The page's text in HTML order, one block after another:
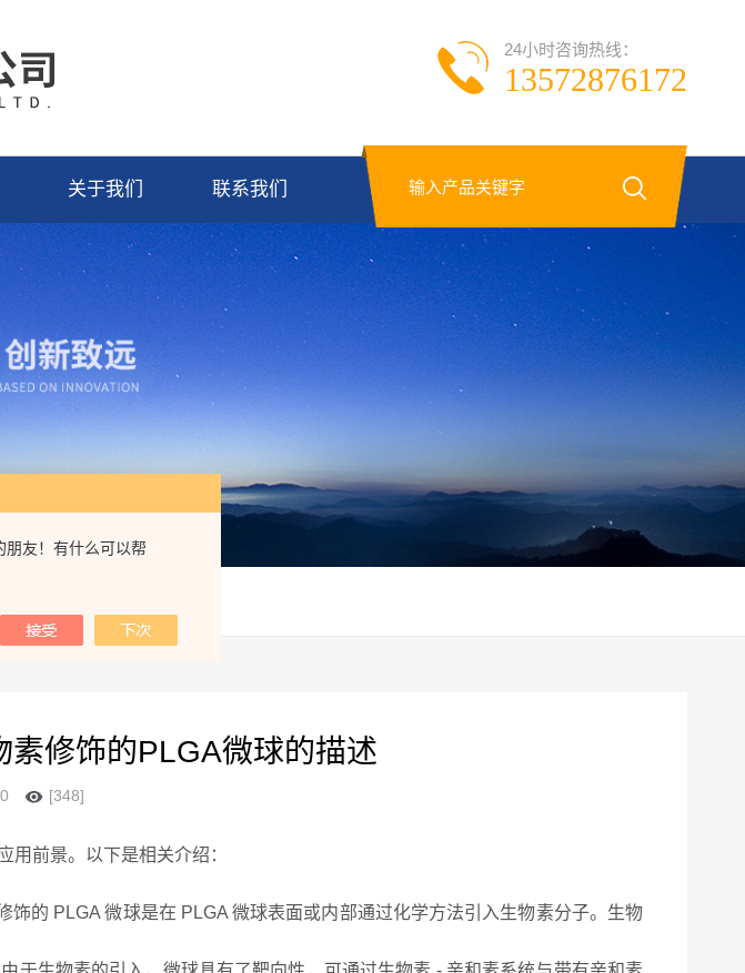
朋友！有什么可以帮
24小时咨询热线：
13572876172
关于我们 联系我们
修饰的PLGA微球的描述
[348]
用前景。以下是相关介绍：
的 PLGA 微球是在 PLGA 微球表面或内部通过化学方法引入生物素分子。生物